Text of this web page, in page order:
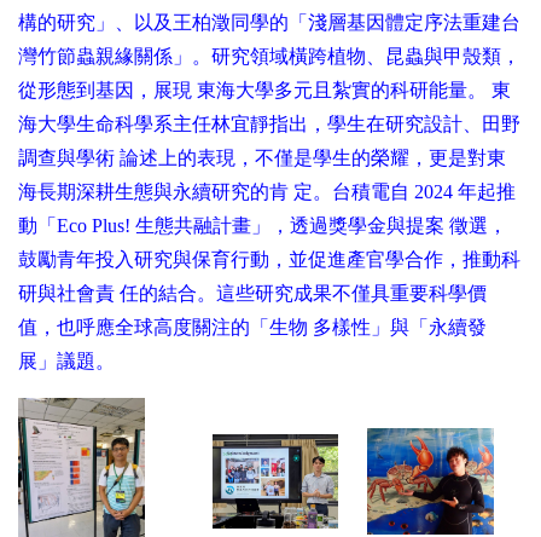
構的研究」、以及王柏澂同學的「淺層基因體定序法重建台
灣竹節蟲親緣關係」。研究領域橫跨植物、昆蟲與甲殼類，
從形態到基因，展現 東海大學多元且紮實的科研能量。 東
海大學生命科學系主任林宜靜指出，學生在研究設計、田野
調查與學術 論述上的表現，不僅是學生的榮耀，更是對東
海長期深耕生態與永續研究的肯 定。台積電自 2024 年起推
動「Eco Plus! 生態共融計畫」，透過獎學金與提案 徵選，
鼓勵青年投入研究與保育行動，並促進產官學合作，推動科
研與社會責 任的結合。這些研究成果不僅具重要科學價
值，也呼應全球高度關注的「生物 多樣性」與「永續發
展」議題。